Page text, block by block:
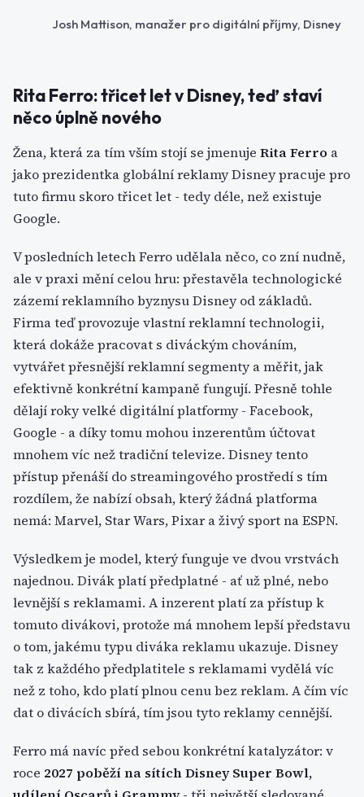
Josh Mattison, manažer pro digitální příjmy, Disney
Rita Ferro: třicet let v Disney, teď staví
něco úplně nového
Žena, která za tím vším stojí se jmenuje Rita Ferro a
jako prezidentka globální reklamy Disney pracuje pro
tuto firmu skoro třicet let - tedy déle, než existuje
Google.
V posledních letech Ferro udělala něco, co zní nudně,
ale v praxi mění celou hru: přestavěla technologické
zázemí reklamního byznysu Disney od základů.
Firma teď provozuje vlastní reklamní technologii,
která dokáže pracovat s diváckým chováním,
vytvářet přesnější reklamní segmenty a měřit, jak
efektivně konkrétní kampaně fungují. Přesně tohle
dělají roky velké digitální platformy - Facebook,
Google - a díky tomu mohou inzerentům účtovat
mnohem víc než tradiční televize. Disney tento
přístup přenáší do streamingového prostředí s tím
rozdílem, že nabízí obsah, který žádná platforma
nemá: Marvel, Star Wars, Pixar a živý sport na ESPN.
Výsledkem je model, který funguje ve dvou vrstvách
najednou. Divák platí předplatné - ať už plné, nebo
levnější s reklamami. A inzerent platí za přístup k
tomuto divákovi, protože má mnohem lepší představu
o tom, jakému typu diváka reklamu ukazuje. Disney
tak z každého předplatitele s reklamami vydělá víc
než z toho, kdo platí plnou cenu bez reklam. A čím víc
dat o divácích sbírá, tím jsou tyto reklamy cennější.
Ferro má navíc před sebou konkrétní katalyzátor: v
roce 2027 poběží na sítích Disney Super Bowl,